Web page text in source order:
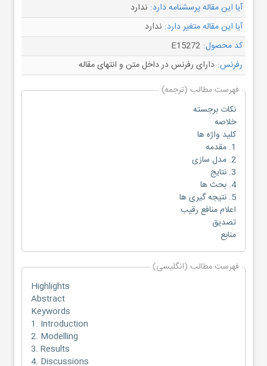
آیا این مقاله پرسشنامه دارد: ندارد
آیا این مقاله متغیر دارد: ندارد
کد محصول: E15272
رفرنس: دارای رفرنس در داخل متن و انتهای مقاله
فهرست مطالب (ترجمه)
نکات برجسته
خلاصه
کلید واژه ها
1. مقدمه
2. مدل سازی
3. نتایج
4. بحث ها
5. نتیجه گیری ها
اعلام منافع رقیب
تصدیق
منابع
فهرست مطالب (انگلیسی)
Highlights
Abstract
Keywords
1. Introduction
2. Modelling
3. Results
4. Discussions